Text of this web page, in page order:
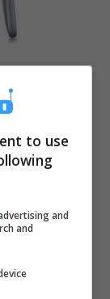
to use
and
and